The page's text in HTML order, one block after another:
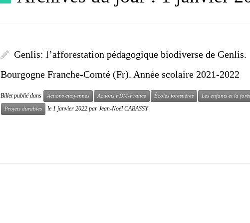
Genlis: l’afforestation pédagogique biodiverse de Genlis.
Bourgogne Franche-Comté (Fr). Année scolaire 2021-2022
Billet publié dans Actions citoyennes Actions FDM-France Écoles forestières Les enfants et la forêt
Projets durables le 1 janvier 2022 par Jean-Noël CABASSY